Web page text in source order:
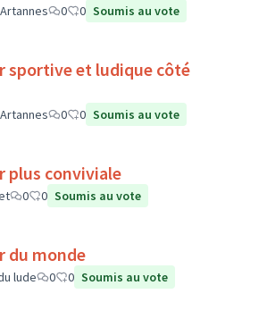
0 0 Soumis au vote
sportive et ludique côté
0 0 Soumis au vote
plus conviviale
0 0 Soumis au vote
du monde
lude 0 0 Soumis au vote